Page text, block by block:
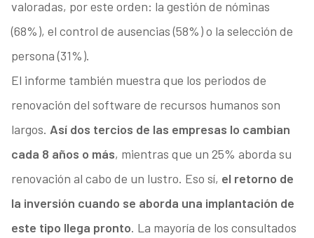
valoradas, por este orden: la gestión de nóminas
(68%), el control de ausencias (58%) o la selección de
persona (31%).
El informe también muestra que los periodos de
renovación del software de recursos humanos son
largos. Así dos tercios de las empresas lo cambian
cada 8 años o más, mientras que un 25% aborda su
renovación al cabo de un lustro. Eso sí, el retorno de
la inversión cuando se aborda una implantación de
este tipo llega pronto. La mayoría de los consultados